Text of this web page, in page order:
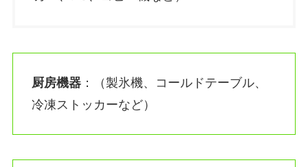
厨房機器：（製氷機、コールドテーブル、
冷凍ストッカーなど）